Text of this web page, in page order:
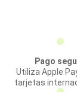
Pago
Utiliza Apple
tarjetas